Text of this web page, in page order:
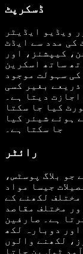
ڈسکرپٹ
ویڈیو ایڈیٹر
کی مدد سے ایڈٹ
کیپشنز، اور
ساتھ اسکرین
سہولت موجود
بغیر کسی
دیتا ہے۔
کیا جا سکتا
ہوئے شیئر کیا
جا سکتا ہے۔
رائٹر
جو بلاگ پوسٹس،
جیسا مواد
لکھنے کے
اور مختلف مقاصد
ہے۔ صارفین
دوبارہ لکھ
لکھنے والوں
ٹول بن جاتا